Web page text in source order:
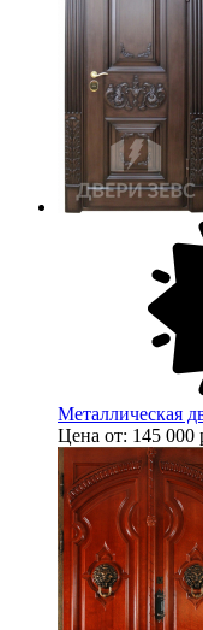
Металлическая
Цена от: 145 000